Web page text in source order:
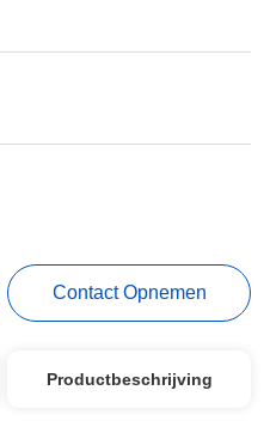
Contact Opnemen
Productbeschrijving